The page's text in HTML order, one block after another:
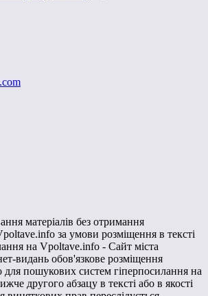
матеріалів без отримання
за умови розміщення в тексті
на Vpoltave.info - Сайт міста
видань обов'язкове розміщення
для пошукових систем гіперпосилання на
другого абзацу в тексті або в якості